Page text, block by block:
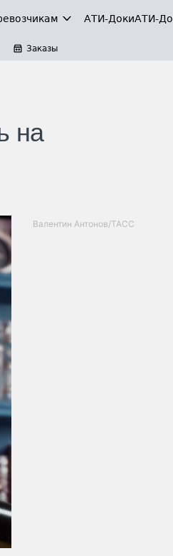
АТИ-ДокиАТИ-
Заказы
на
Валентин Антонов/ТАСС